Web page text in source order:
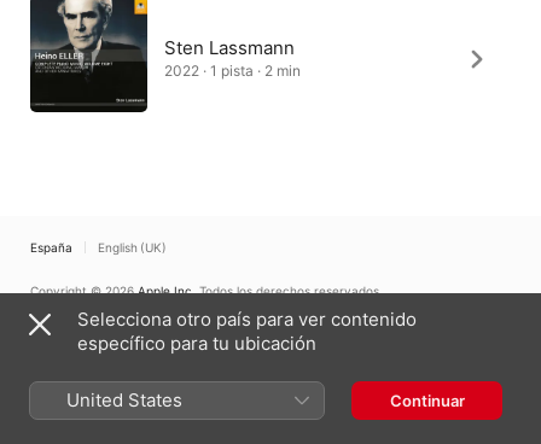
Sten Lassmann
2022 · 1 pista · 2 min
España English (UK)
Copyright © 2026 Apple Inc. Todos los derechos reservados.
Términos del servicio de internet
Apple Music y la privacidad
Aviso sobre cookies
Soporte Comentarios
Selecciona otro país para ver contenido
específico para tu ubicación
United States Continuar